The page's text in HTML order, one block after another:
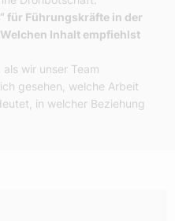
für Führungskräfte in der
Inhalt empfiehlst
wir unser Team
gesehen, welche Arbeit
in welcher Beziehung